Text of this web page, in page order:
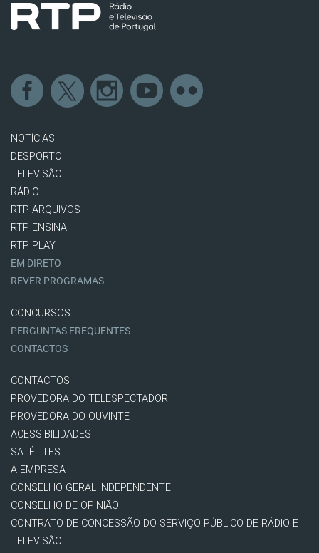
NOTÍCIAS
DESPORTO
TELEVISÃO
RÁDIO
RTP ARQUIVOS
RTP ENSINA
RTP PLAY
EM DIRETO
REVER PROGRAMAS
CONCURSOS
PERGUNTAS FREQUENTES
CONTACTOS
CONTACTOS
PROVEDORA DO TELESPECTADOR
PROVEDORA DO OUVINTE
ACESSIBILIDADES
SATÉLITES
A EMPRESA
CONSELHO GERAL INDEPENDENTE
CONSELHO DE OPINIÃO
CONTRATO DE CONCESSÃO DO SERVIÇO PÚBLICO DE RÁDIO E
TELEVISÃO